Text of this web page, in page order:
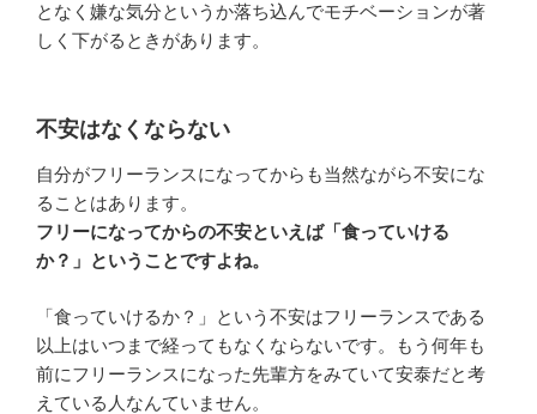
となく嫌な気分というか落ち込んでモチベーションが著
しく下がるときがあります。
不安はなくならない
自分がフリーランスになってからも当然ながら不安にな
ることはあります。
フリーになってからの不安といえば「食っていける
か？」ということですよね。
「食っていけるか？」という不安はフリーランスである
以上はいつまで経ってもなくならないです。もう何年も
前にフリーランスになった先輩方をみていて安泰だと考
えている人なんていません。